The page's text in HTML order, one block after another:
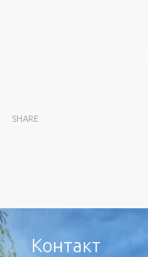
SHARE
Контакт